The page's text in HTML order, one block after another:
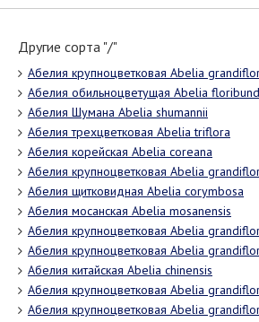
Другие сорта "/"
Абелия крупноцветковая Abelia
Абелия обильноцветущая Abelia
Абелия Шумана Abelia shumannii
Абелия трехцветковая Abelia triflora
Абелия корейская Abelia coreana
Абелия крупноцветковая Abelia
Абелия щитковидная Abelia corymbosa
Абелия мосанская Abelia mosanensis
Абелия крупноцветковая Abelia
Абелия крупноцветковая Abelia
Абелия китайская Abelia chinensis
Абелия крупноцветковая Abelia
Абелия крупноцветковая Abelia